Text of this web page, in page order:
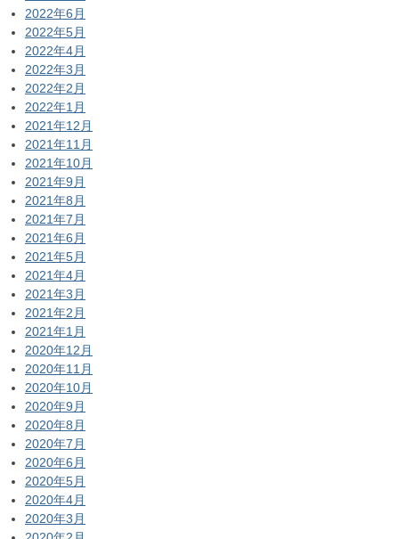
2022年6月
2022年5月
2022年4月
2022年3月
2022年2月
2022年1月
2021年12月
2021年11月
2021年10月
2021年9月
2021年8月
2021年7月
2021年6月
2021年5月
2021年4月
2021年3月
2021年2月
2021年1月
2020年12月
2020年11月
2020年10月
2020年9月
2020年8月
2020年7月
2020年6月
2020年5月
2020年4月
2020年3月